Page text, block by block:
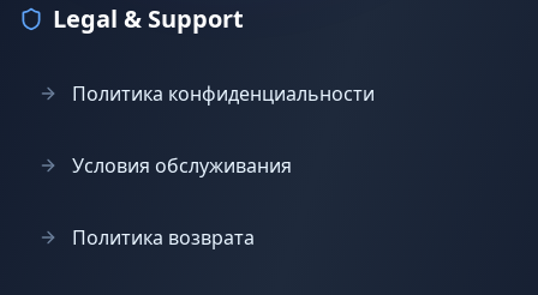
Legal & Support
Политика конфиденциальности
Условия обслуживания
Политика возврата